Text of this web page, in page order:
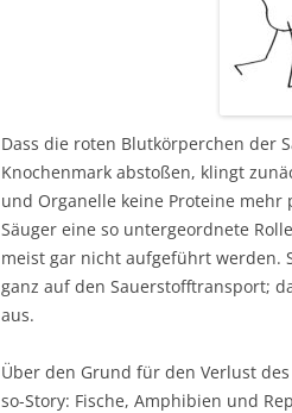
Dass die roten Blutkörperchen der
Knochenmark abstoßen, klingt
und Organelle keine Proteine
Säuger eine so untergeordnete
meist gar nicht aufgeführt werden.
ganz auf den Sauerstofftransport;
aus.
Über den Grund für den Verlust
so-Story: Fische, Amphibien und